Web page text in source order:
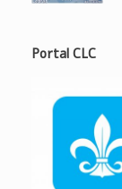
Portal CLC